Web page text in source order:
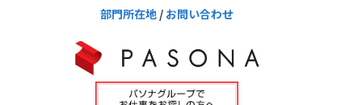
部門所在地 / お問い合わせ